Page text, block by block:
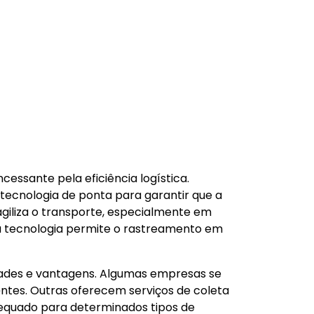
pela eficiência logística.
de ponta para garantir que a
o transporte, especialmente em
tecnologia permite o rastreamento em
e vantagens. Algumas empresas se
Outras oferecem serviços de coleta
para determinados tipos de